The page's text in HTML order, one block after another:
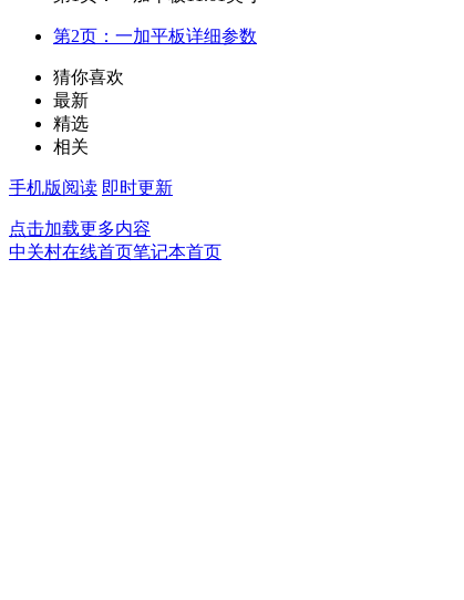
第2页：一加平板详细参数
猜你喜欢
最新
精选
相关
手机版阅读 即时更新
点击加载更多内容
中关村在线首页笔记本首页